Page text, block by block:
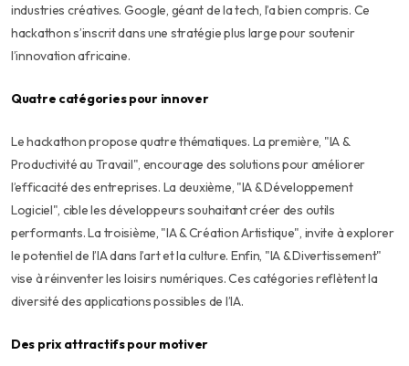
industries créatives. Google, géant de la tech, l’a bien compris. Ce
hackathon s’inscrit dans une stratégie plus large pour soutenir
l’innovation africaine.
Quatre catégories pour innover
Le hackathon propose quatre thématiques. La première, "IA &
Productivité au Travail", encourage des solutions pour améliorer
l’efficacité des entreprises. La deuxième, "IA & Développement
Logiciel", cible les développeurs souhaitant créer des outils
performants. La troisième, "IA & Création Artistique", invite à explorer
le potentiel de l’IA dans l’art et la culture. Enfin, "IA & Divertissement"
vise à réinventer les loisirs numériques. Ces catégories reflètent la
diversité des applications possibles de l’IA.
Des prix attractifs pour motiver